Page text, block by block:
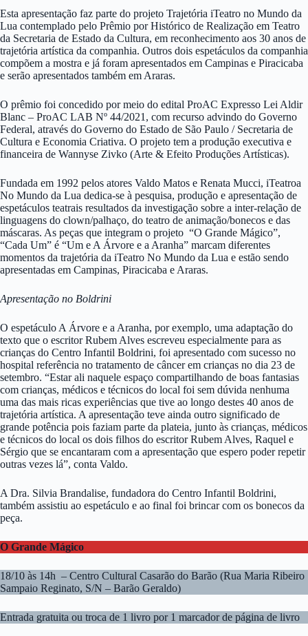
Esta apresentação faz parte do projeto Trajetória iTeatro no Mundo da
Lua contemplado pelo Prêmio por Histórico de Realização em Teatro
da Secretaria de Estado da Cultura, em reconhecimento aos 30 anos de
trajetória artística da companhia. Outros dois espetáculos da companhia
compõem a mostra e já foram apresentados em Campinas e Piracicaba
e serão apresentados também em Araras.
O prêmio foi concedido por meio do edital ProAC Expresso Lei Aldir
Blanc – ProAC LAB Nº 44/2021, com recurso advindo do Governo
Federal, através do Governo do Estado de São Paulo / Secretaria de
Cultura e Economia Criativa. O projeto tem a produção executiva e
financeira de Wannyse Zivko (Arte & Efeito Produções Artísticas).
Fundada em 1992 pelos atores Valdo Matos e Renata Mucci, iTeatroa
No Mundo da Lua dedica-se à pesquisa, produção e apresentação de
espetáculos teatrais resultados da investigação sobre a inter-relação de
linguagens do clown/palhaço, do teatro de animação/bonecos e das
máscaras. As peças que integram o projeto “O Grande Mágico”,
“Cada Um” é “Um e A Árvore e a Aranha” marcam diferentes
momentos da trajetória da iTeatro No Mundo da Lua e estão sendo
apresentadas em Campinas, Piracicaba e Araras.
Apresentação no Boldrini
O espetáculo A Árvore e a Aranha, por exemplo, uma adaptação do
texto que o escritor Rubem Alves escreveu especialmente para as
crianças do Centro Infantil Boldrini, foi apresentado com sucesso no
hospital referência no tratamento de câncer em crianças no dia 23 de
setembro. “Estar ali naquele espaço compartilhando de boas fantasias
com crianças, médicos e técnicos do local foi sem dúvida nenhuma
uma das mais ricas experiências que tive ao longo destes 40 anos de
trajetória artística. A apresentação teve ainda outro significado de
grande potência pois faziam parte da plateia, junto às crianças, médicos
e técnicos do local os dois filhos do escritor Rubem Alves, Raquel e
Sérgio que se encantaram com a apresentação que espero poder repetir
outras vezes lá”, conta Valdo.
A Dra. Silvia Brandalise, fundadora do Centro Infantil Boldrini,
também assistiu ao espetáculo e ao final foi brincar com os bonecos da
peça.
O Grande Mágico
18/10 às 14h – Centro Cultural Casarão do Barão (Rua Maria Ribeiro
Sampaio Reginato, S/N – Barão Geraldo)
Entrada gratuita ou troca de 1 livro por 1 marcador de página de livro